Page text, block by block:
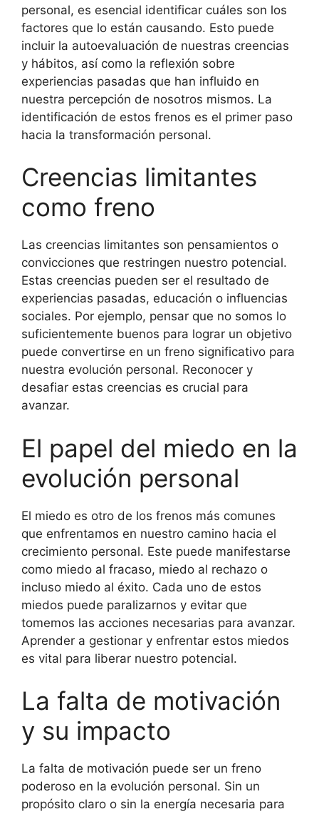
personal, es esencial identificar cuáles son los
factores que lo están causando. Esto puede
incluir la autoevaluación de nuestras creencias
y hábitos, así como la reflexión sobre
experiencias pasadas que han influido en
nuestra percepción de nosotros mismos. La
identificación de estos frenos es el primer paso
hacia la transformación personal.
Creencias limitantes
como freno
Las creencias limitantes son pensamientos o
convicciones que restringen nuestro potencial.
Estas creencias pueden ser el resultado de
experiencias pasadas, educación o influencias
sociales. Por ejemplo, pensar que no somos lo
suficientemente buenos para lograr un objetivo
puede convertirse en un freno significativo para
nuestra evolución personal. Reconocer y
desafiar estas creencias es crucial para
avanzar.
El papel del miedo en la
evolución personal
El miedo es otro de los frenos más comunes
que enfrentamos en nuestro camino hacia el
crecimiento personal. Este puede manifestarse
como miedo al fracaso, miedo al rechazo o
incluso miedo al éxito. Cada uno de estos
miedos puede paralizarnos y evitar que
tomemos las acciones necesarias para avanzar.
Aprender a gestionar y enfrentar estos miedos
es vital para liberar nuestro potencial.
La falta de motivación
y su impacto
La falta de motivación puede ser un freno
poderoso en la evolución personal. Sin un
propósito claro o sin la energía necesaria para